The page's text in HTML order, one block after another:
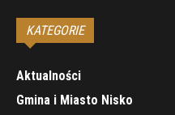
KATEGORIE
Aktualności
Gmina i Miasto Nisko